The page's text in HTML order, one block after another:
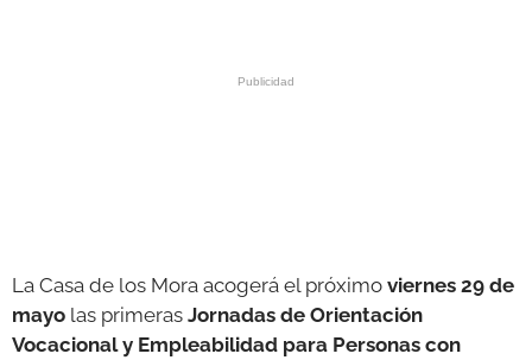
La Casa de los Mora acogerá el próximo viernes 29 de
mayo las primeras Jornadas de Orientación
Vocacional y Empleabilidad para Personas con